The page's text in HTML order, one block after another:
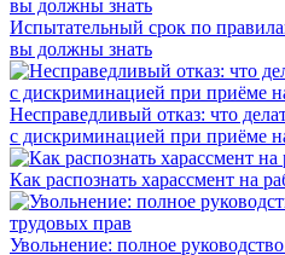
Испытательный срок по
вы должны знать
Несправедливый отказ: что
с дискриминацией при приёме
Как распознать харассмент на
Увольнение: полное